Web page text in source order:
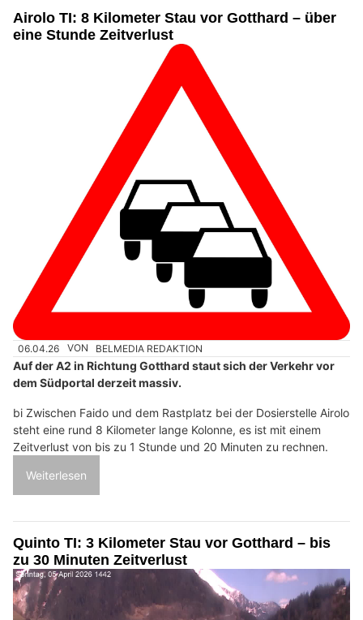
Airolo TI: 8 Kilometer Stau vor Gotthard – über
eine Stunde Zeitverlust
06.04.26 VON BELMEDIA REDAKTION
Auf der A2 in Richtung Gotthard staut sich der Verkehr vor
dem Südportal derzeit massiv.
bi Zwischen Faido und dem Rastplatz bei der Dosierstelle Airolo
steht eine rund 8 Kilometer lange Kolonne, es ist mit einem
Zeitverlust von bis zu 1 Stunde und 20 Minuten zu rechnen.
Weiterlesen
Quinto TI: 3 Kilometer Stau vor Gotthard – bis
zu 30 Minuten Zeitverlust